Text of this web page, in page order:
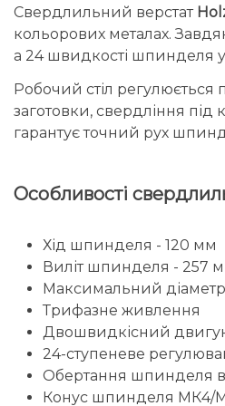
Свердлильний верстат
кольорових металах.
а 24 швидкості шпинделя у
Робочий стіл регулюється
заготовки, свердління
гарантує точний рух
Особливості
Хід шпинделя - 120 мм
Виліт шпинделя - 257
Максимальний
Трифазне живлення
Двошвидкісний двигун
24-ступеневе
Обертання шпинделя
Конус шпинделя МК4/